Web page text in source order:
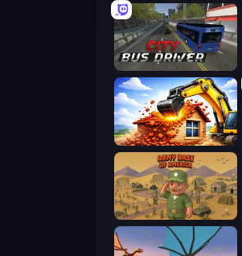
City Bus Driver
City Constructor
Army Base Of America